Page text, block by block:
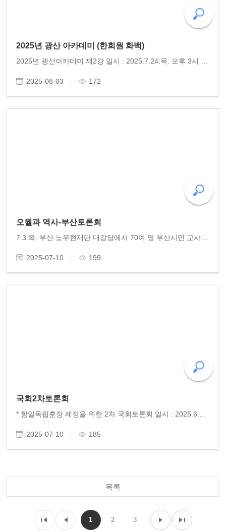
2025년 광산 아카데미 (한희원 화백)
2025-08-03 172
오월과 역사-부산토론회
2025-07-10 199
국회2차토론회
2025-07-10 185
목록
1 2 3